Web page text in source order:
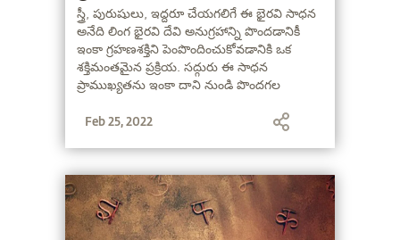
స్త్రీ, పురుషులు, ఇద్దరూ చేయగలిగే ఈ భైరవి సాధన
అనేది లింగ భైరవి దేవి అనుగ్రహాన్ని పొందడానికీ
ఇంకా గ్రహణశక్తిని పెంపొందించుకోవడానికి ఒక
శక్తిమంతమైన ప్రక్రియ. సద్గురు ఈ సాధన
ప్రాముఖ్యతను ఇంకా దాని నుండి పొందగల
Feb 25, 2022